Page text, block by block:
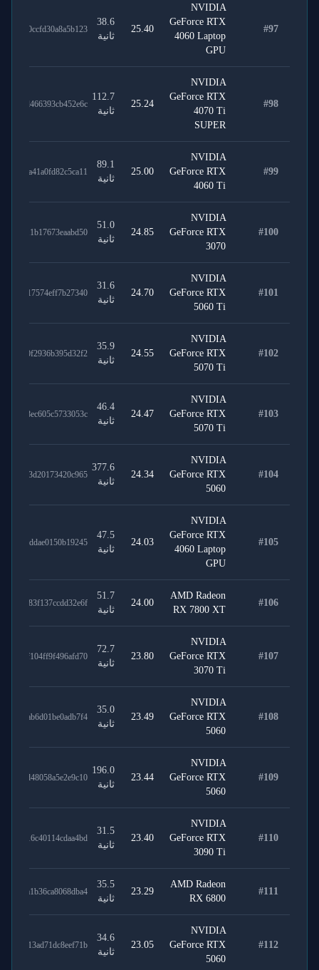
#97
NVIDIA
GeForce RTX
4060 Laptop
GPU
25.40
38.6
ثانية
b18830ccfd30a8a5b123
#98
NVIDIA
GeForce RTX
4070 Ti
SUPER
25.24
112.7
ثانية
2537dd466393cb452e6c
#99
NVIDIA
GeForce RTX
4060 Ti
25.00
89.1
ثانية
71ab3a41a0fd82c5ca11
#100
NVIDIA
GeForce RTX
3070
24.85
51.0
ثانية
52a1711b17673eaabd50
#101
NVIDIA
GeForce RTX
5060 Ti
24.70
31.6
ثانية
64a5f17574eff7b27340
#102
NVIDIA
GeForce RTX
5070 Ti
24.55
35.9
ثانية
1f5fd0f2936b395d32f2
#103
NVIDIA
GeForce RTX
5070 Ti
24.47
46.4
ثانية
09f5a8ec605c5733053c
#104
NVIDIA
GeForce RTX
5060
24.34
377.6
ثانية
aa3e7d3d20173420c965
#105
NVIDIA
GeForce RTX
4060 Laptop
GPU
24.03
47.5
ثانية
874e2addae0150b19245
#106
AMD Radeon
RX 7800 XT
24.00
51.7
ثانية
889ab83f137ccdd32e6f
#107
NVIDIA
GeForce RTX
3070 Ti
23.80
72.7
ثانية
3da1f104ff9f496afd70
#108
NVIDIA
GeForce RTX
5060
23.49
35.0
ثانية
84242ab6d01be0adb7f4
#109
NVIDIA
GeForce RTX
5060
23.44
196.0
ثانية
4f5d1d48058a5e2e9c10
#110
NVIDIA
GeForce RTX
3090 Ti
23.40
31.5
ثانية
c001616c40114cdaa4bd
#111
AMD Radeon
RX 6800
23.29
35.5
ثانية
1c137a1b36ca8068dba4
#112
NVIDIA
GeForce RTX
5060
23.05
34.6
ثانية
66efe13ad71dc8eef71b